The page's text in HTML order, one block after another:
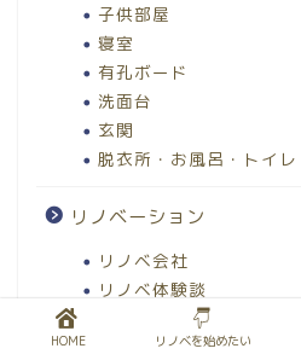
子供部屋
寝室
有孔ボード
洗面台
玄関
脱衣所・お風呂・トイレ
リノベーション
リノベ会社
リノベ体験談
中古マンション選び
HOME リノベを始めたい